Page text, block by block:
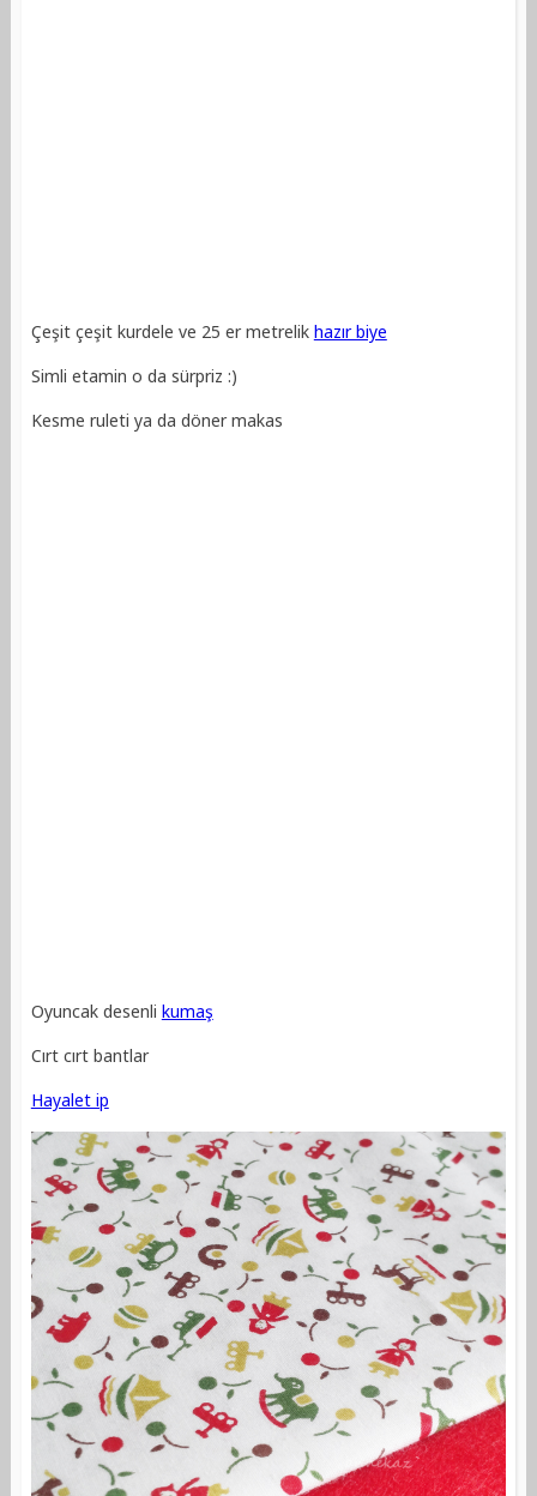
Çeşit çeşit kurdele ve 25 er metrelik hazır biye
Simli etamin o da sürpriz :)
Kesme ruleti ya da döner makas
Oyuncak desenli kumaş
Cırt cırt bantlar
Hayalet ip